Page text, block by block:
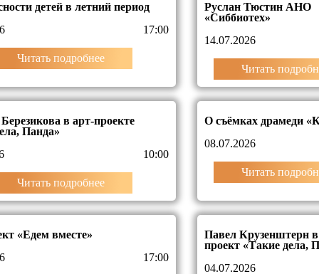
детей в летний период
17:00
Читать подробнее
Руслан Тюстин АНО
«Сиббиотех»
14.07.2026
Читать
в арт-проекте
Панда»
10:00
Читать подробнее
О съёмках драмеди
08.07.2026
Читать
«Едем вместе»
17:00
Павел Крузенштерн в
проект «Такие дела,
04.07.2026